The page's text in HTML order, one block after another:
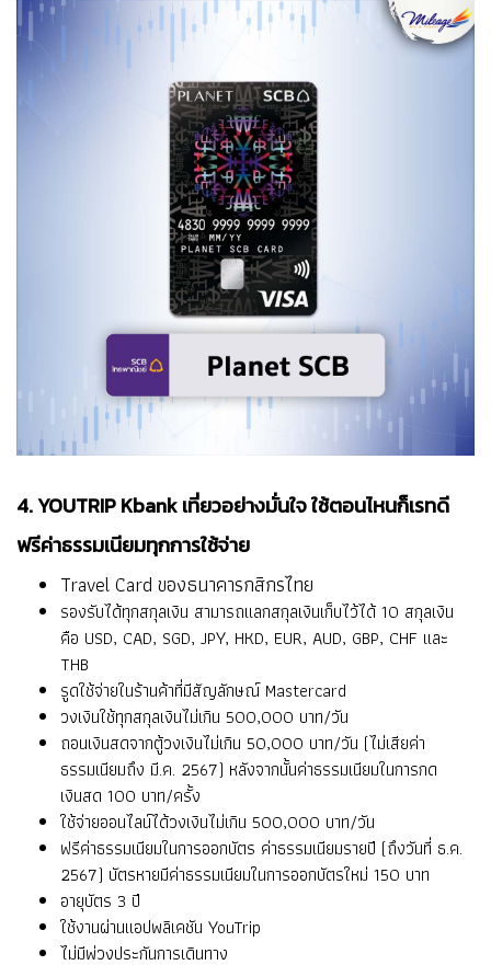
4. YOUTRIP Kbank เที่ยวอย่างมั่นใจ ใช้ตอนไหนก็เรทดี
ฟรีค่าธรรมเนียมทุกการใช้จ่าย
Travel Card ของธนาคารกสิกรไทย
รองรับได้ทุกสกุลเงิน สามารถแลกสกุลเงินเก็บไว้ได้ 10 สกุลเงิน
คือ USD, CAD, SGD, JPY, HKD, EUR, AUD, GBP, CHF และ
THB
รูดใช้จ่ายในร้านค้าที่มีสัญลักษณ์ Mastercard
วงเงินใช้ทุกสกุลเงินไม่เกิน 500,000 บาท/วัน
ถอนเงินสดจากตู้วงเงินไม่เกิน 50,000 บาท/วัน (ไม่เสียค่า
ธรรมเนียมถึง มี.ค. 2567) หลังจากนั้นค่าธรรมเนียมในการกด
เงินสด 100 บาท/ครั้ง
ใช้จ่ายออนไลน์ได้วงเงินไม่เกิน 500,000 บาท/วัน
ฟรีค่าธรรมเนียมในการออกบัตร ค่าธรรมเนียมรายปี (ถึงวันที่ ธ.ค.
2567) บัตรหายมีค่าธรรมเนียมในการออกบัตรใหม่ 150 บาท
อายุบัตร 3 ปี
ใช้งานผ่านแอปพลิเคชัน YouTrip
ไม่มีพ่วงประกันการเดินทาง